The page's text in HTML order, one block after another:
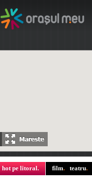
hot pe litoral. film. teatru.